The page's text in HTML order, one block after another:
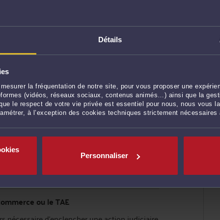
Détails
la fréquentation de notre site, pour vous proposer une
(vidéos, réseaux sociaux, contenus animés…) ainsi que la
le respect de votre vie privée est essentiel pour nous, nous vous
à l’exception des cookies techniques strictement nécessaires
Personnaliser
Cette phase est essentielle pour
la voie amiable. La négociation
peut parfois permettre de désamorcer le
repose sur l’intervention d’un tiers neutre
par le tribunal.
cette étape permet :
de l’accord amiable
ou le TAE